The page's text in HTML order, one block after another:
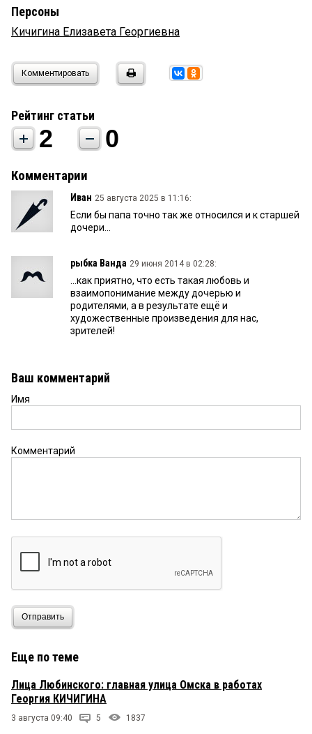
Персоны
Кичигина Елизавета Георгиевна
Комментировать
Рейтинг статьи
2 0
Комментарии
Иван 25 августа 2025 в 11:16:
Если бы папа точно так же относился и к старшей
дочери...
рыбка Ванда 29 июня 2014 в 02:28:
...как приятно, что есть такая любовь и
взаимопонимание между дочерью и
родителями, а в результате ещё и
художественные произведения для нас,
зрителей!
Ваш комментарий
Имя
Комментарий
Отправить
Еще по теме
Лица Любинского: главная улица Омска в работах
Георгия КИЧИГИНА
3 августа 09:40 5 1837